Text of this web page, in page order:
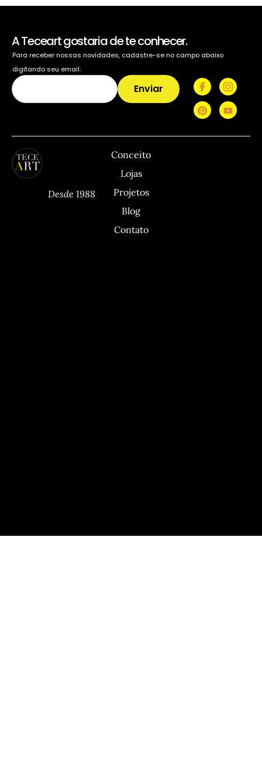
A Teceart gostaria de te conhecer.
Para receber nossas novidades, cadastre-se no campo abaixo
digitando seu email:
Enviar
Desde 1988
Conceito
Lojas
Projetos
Blog
Contato